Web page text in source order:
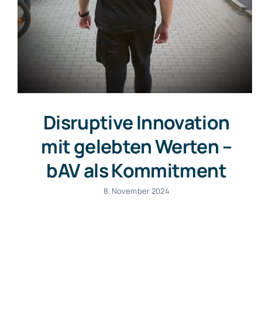
Disruptive Innovation
mit gelebten Werten –
bAV als Kommitment
8. November 2024